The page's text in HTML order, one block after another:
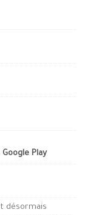
Play
désormais